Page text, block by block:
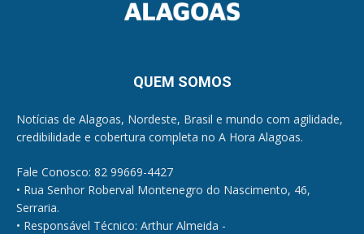
QUEM SOMOS
Notícias de Alagoas, Nordeste, Brasil e mundo com agilidade,
credibilidade e cobertura completa no A Hora Alagoas.
Fale Conosco: 82 99669-4427
• Rua Senhor Roberval Montenegro do Nascimento, 46,
Serraria.
• Responsável Técnico: Arthur Almeida -